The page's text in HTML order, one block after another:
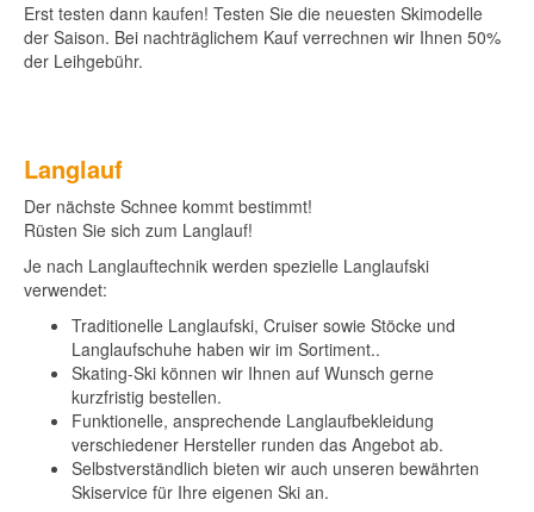
Erst testen dann kaufen! Testen Sie die neuesten Skimodelle
der Saison. Bei nachträglichem Kauf verrechnen wir Ihnen 50%
der Leihgebühr.
Langlauf
Der nächste Schnee kommt bestimmt!
Rüsten Sie sich zum Langlauf!
Je nach Langlauftechnik werden spezielle Langlaufski
verwendet:
Traditionelle Langlaufski, Cruiser sowie Stöcke und
Langlaufschuhe haben wir im Sortiment..
Skating-Ski können wir Ihnen auf Wunsch gerne
kurzfristig bestellen.
Funktionelle, ansprechende Langlaufbekleidung
verschiedener Hersteller runden das Angebot ab.
Selbstverständlich bieten wir auch unseren bewährten
Skiservice für Ihre eigenen Ski an.